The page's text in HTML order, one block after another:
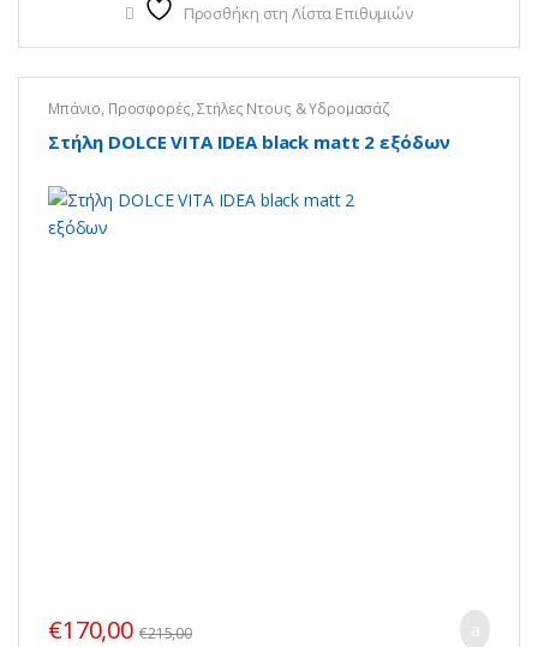
Προσθήκη στη Λίστα Επιθυμιών
Μπάνιο, Προσφορές,Στήλες Ντους & Υδρομασάζ
Στήλη DOLCE VITA IDEA black matt 2 εξόδων
€170,00 €215,00